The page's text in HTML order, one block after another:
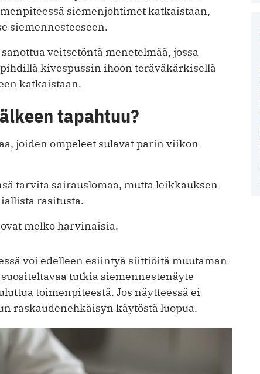
siemenjohtimet katkaistaan,
siemennesteeseen.
veitsetöntä menetelmää, jossa
kivespussin ihoon teräväkärkisellä
katkaistaan.
tapahtuu?
joiden ompeleet sulavat parin viikon
tarvita sairauslomaa, mutta leikkauksen
rasitusta.
melko harvinaisia.
voi edelleen esiintyä siittiöitä muutaman
tutkia siemennestenäyte
toimenpiteestä. Jos näytteessä ei
raskaudenehkäisyn käytöstä luopua.